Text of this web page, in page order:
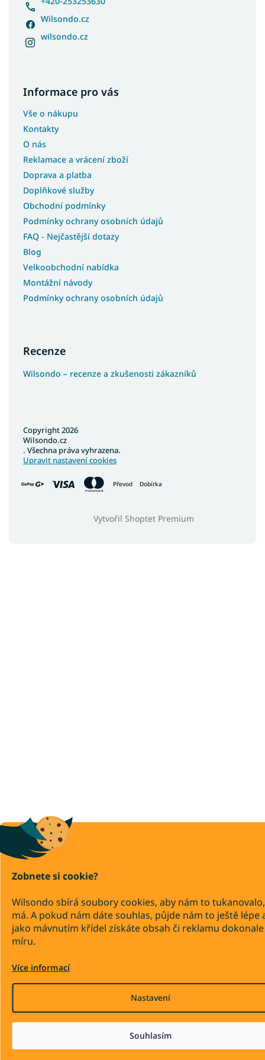
Zobnete si cookie?
Wilsondo sbírá soubory cookies, aby nám to
má. A pokud nám dáte souhlas, půjde nám to ještě lépe
jako mávnutím křídel získáte obsah či reklamu
míru.
Více informací
Nastavení
Souhlasím
Wilsondo.cz
wilsondo.cz
Informace pro vás
Vše o nákupu
Kontakty
O nás
Reklamace a vrácení zboží
Doprava a platba
Doplňkové služby
Obchodní podmínky
Podmínky ochrany osobních údajů
FAQ - Nejčastější dotazy
Blog
Velkoobchodní nabídka
Montážní návody
Podmínky ochrany osobních údajů
Recenze
Wilsondo – recenze a zkušenosti zákazníků
Převod Dobírka
Vytvořil Shoptet Premium
Copyright 2026
Wilsondo.cz
. Všechna práva vyhrazena.
Upravit nastavení cookies